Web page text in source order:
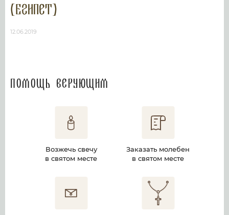
(Египет)
12.06.2019
Помощь верующим
Возжечь свечу
в святом месте
Заказать молебен
в святом месте